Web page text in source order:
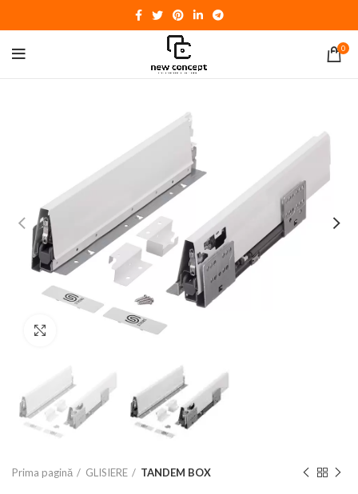
0
Click to enlarge
Prima pagină GLISIERE TANDEM BOX